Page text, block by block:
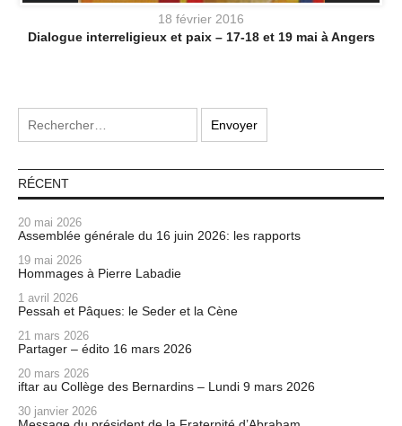
18 février 2016
Dialogue interreligieux et paix – 17-18 et 19 mai à Angers
RÉCENT
20 mai 2026
Assemblée générale du 16 juin 2026: les rapports
19 mai 2026
Hommages à Pierre Labadie
1 avril 2026
Pessah et Pâques: le Seder et la Cène
21 mars 2026
Partager – édito 16 mars 2026
20 mars 2026
iftar au Collège des Bernardins – Lundi 9 mars 2026
30 janvier 2026